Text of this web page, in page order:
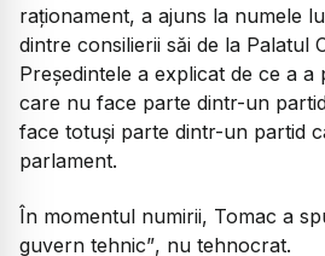
raționament, a ajuns la numele
dintre consilierii săi de la Palatul
Președintele a explicat de ce a
care nu face parte dintr-un
face totuși parte dintr-un partid
parlament.
În momentul numirii, Tomac a
guvern tehnic”, nu tehnocrat.